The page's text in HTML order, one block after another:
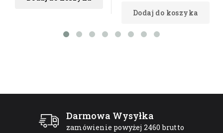
Dodaj do koszyka
Darmowa Wysyłka
zamówienie powyżej 2460 brutto